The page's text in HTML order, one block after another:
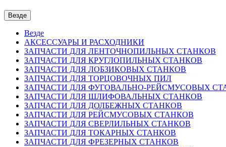
Везде
Везде
АКСЕССУАРЫ И РАСХОДНИКИ
ЗАПЧАСТИ ДЛЯ ЛЕНТОЧНОПИЛЬНЫХ СТАНКОВ
ЗАПЧАСТИ ДЛЯ КРУГЛОПИЛЬНЫХ СТАНКОВ
ЗАПЧАСТИ ДЛЯ ЛОБЗИКОВЫХ СТАНКОВ
ЗАПЧАСТИ ДЛЯ ТОРЦОВОЧНЫХ ПИЛ
ЗАПЧАСТИ ДЛЯ ФУГОВАЛЬНО-РЕЙСМУСОВЫХ
ЗАПЧАСТИ ДЛЯ ШЛИФОВАЛЬНЫХ СТАНКОВ
ЗАПЧАСТИ ДЛЯ ДОЛБЕЖНЫХ СТАНКОВ
ЗАПЧАСТИ ДЛЯ РЕЙСМУСОВЫХ СТАНКОВ
ЗАПЧАСТИ ДЛЯ СВЕРЛИЛЬНЫХ СТАНКОВ
ЗАПЧАСТИ ДЛЯ ТОКАРНЫХ СТАНКОВ
ЗАПЧАСТИ ДЛЯ ФРЕЗЕРНЫХ СТАНКОВ